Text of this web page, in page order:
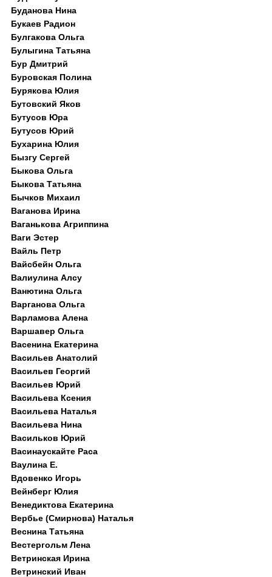
Буданова Нина
Букаев Радион
Булгакова Ольга
Булыгина Татьяна
Бур Дмитрий
Буровская Полина
Бурякова Юлия
Бутовский Яков
Бутусов Юра
Бутусов Юрий
Бухарина Юлия
Бызгу Сергей
Быкова Ольга
Быкова Татьяна
Бычков Михаил
Ваганова Ирина
Ваганькова Агриппина
Ваги Эстер
Вайль Петр
Вайсбейн Ольга
Валиулина Алсу
Ванютина Ольга
Варганова Ольга
Варламова Алена
Варшавер Ольга
Васенина Екатерина
Васильев Анатолий
Васильев Георгий
Васильев Юрий
Васильева Ксения
Васильева Наталья
Васильева Нина
Васильков Юрий
Васинаускайте Раса
Ваулина Е.
Вдовенко Игорь
Вейнберг Юлия
Венедиктова Екатерина
Вербье (Смирнова) Наталья
Веснина Татьяна
Вестергольм Лена
Ветринская Ирина
Ветринский Иван